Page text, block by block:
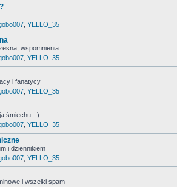
YELLO_35
wspomnienia
YELLO_35
i fanatycy
YELLO_35
śmiechu :-)
YELLO_35
i dziennikiem
YELLO_35
i wszelki spam